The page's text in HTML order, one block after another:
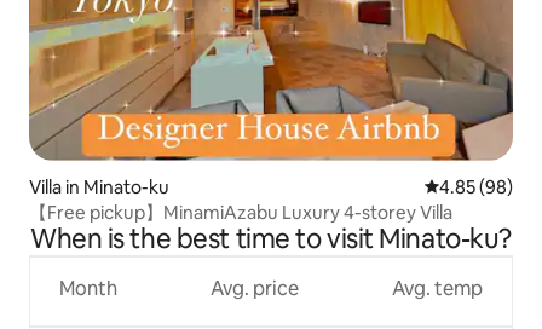
Villa in Minato-ku 4.85 out of 5
4.85 (98)
【Free pickup】MinamiAzabu Luxury 4-storey Villa
When is the best time to visit Minato-ku?
Month Avg. price Avg. temp